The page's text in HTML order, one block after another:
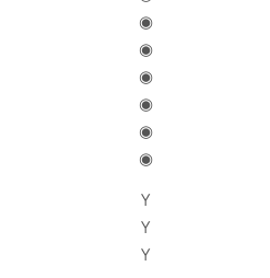
◉
◉
◉
◉
◉
◉
Y
Y
Y